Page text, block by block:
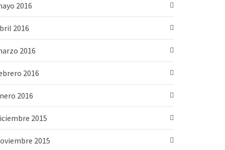
2016
2016
2016
2016
2016
2015
2015